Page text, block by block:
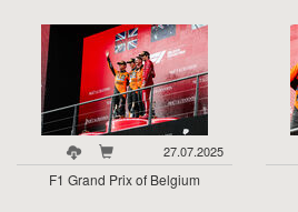
27.07.2025
F1 Grand Prix of Belgium